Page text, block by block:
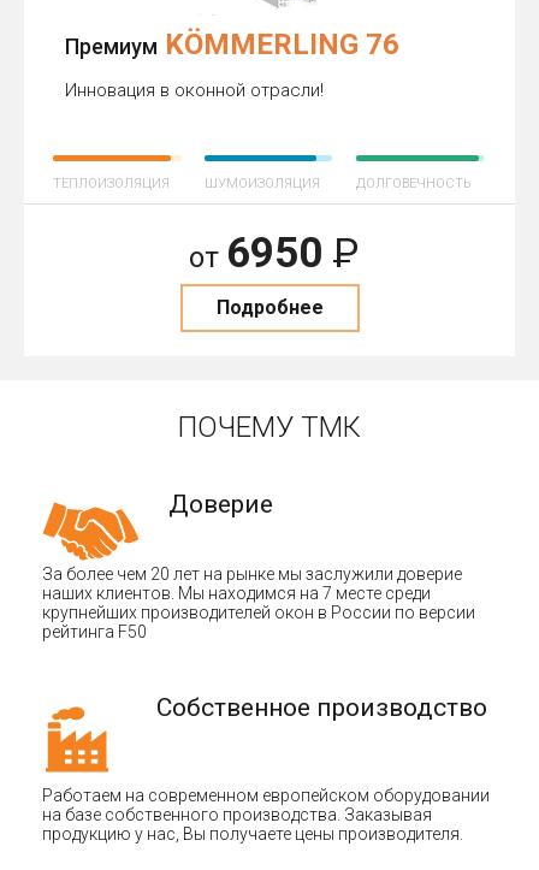
Премиум KÖMMERLING 76
Инновация в оконной отрасли!
ТЕПЛОИЗОЛЯЦИЯ ШУМОИЗОЛЯЦИЯ ДОЛГОВЕЧНОСТЬ
от 6950Р
Подробнее
ПОЧЕМУ ТМК
Доверие
За более чем 20 лет на рынке мы заслужили доверие
наших клиентов. Мы находимся на 7 месте среди
крупнейших производителей окон в России по версии
рейтинга F50
Собственное производство
Работаем на современном европейском оборудовании
на базе собственного производства. Заказывая
продукцию у нас, Вы получаете цены производителя.